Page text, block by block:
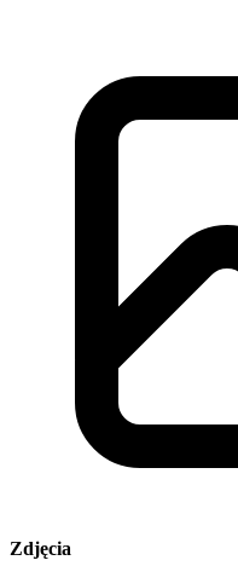
Zdjęcia